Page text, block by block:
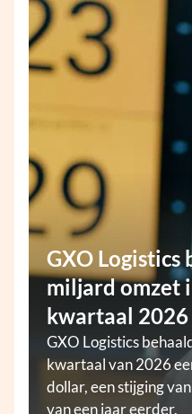
GXO Logistics
miljard omzet
kwartaal 2026
GXO Logistics
kwartaal van 2026
dollar, een stijging
van een jaar eerder.